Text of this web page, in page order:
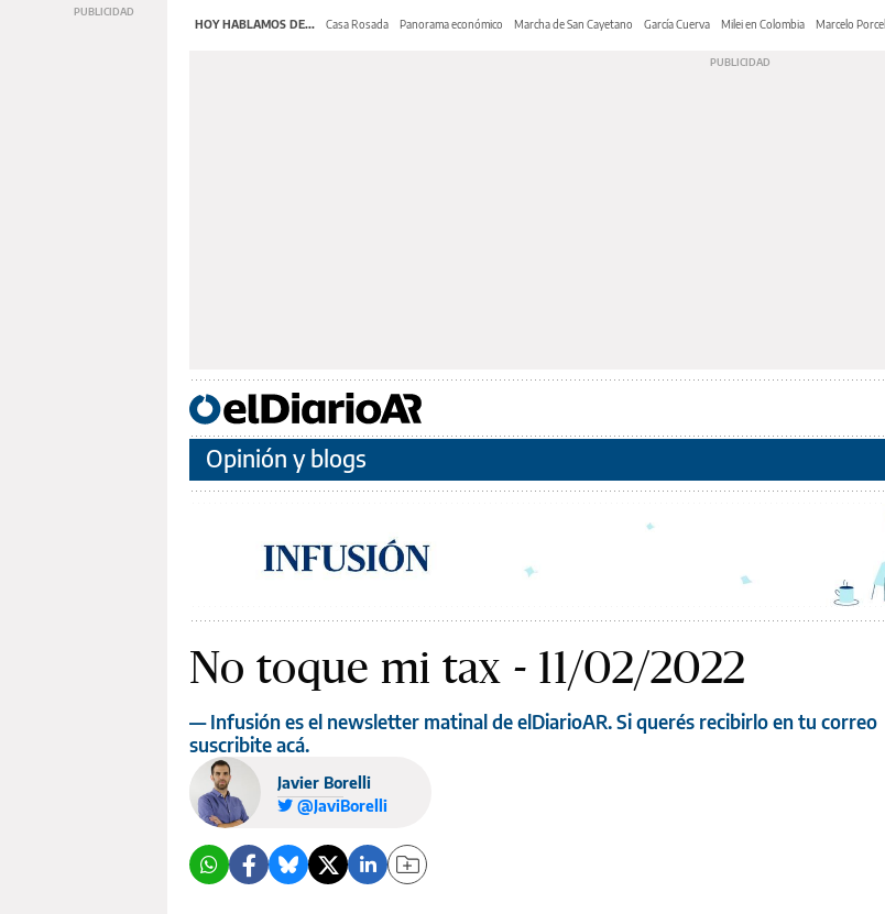
HOY HABLAMOS DE... Casa Rosada Panorama económico Marcha de San Cayetano García Cuerva Milei en Colombia Marcelo Porcel
Opinión y blogs
No toque mi tax - 11/02/2022
— Infusión es el newsletter matinal de elDiarioAR. Si querés recibirlo en tu correo
suscribite acá.
Javier Borelli
@JaviBorelli